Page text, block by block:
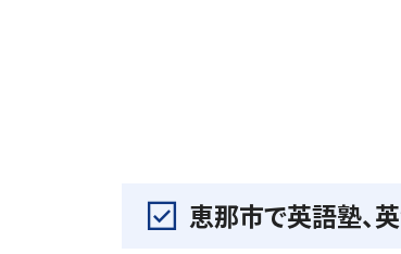
恵那市で英語塾、